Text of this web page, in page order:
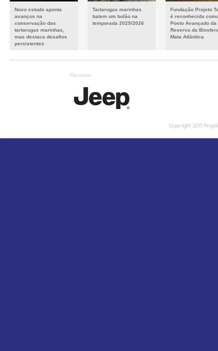
Novo estudo aponta
avanços na
conservação das
tartarugas marinhas,
mas destaca desafios
persistentes
Tartarugas marinhas
batem um bolão na
temporada 2025/2026
Fundação Projeto
é reconhecida
Posto Avançado da
Reserva da
Mata Atlântica